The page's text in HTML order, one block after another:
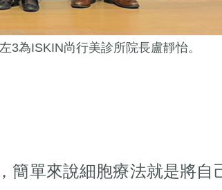
為ISKIN尚行美診所院長盧靜怡。
簡單來說細胞療法就是將自